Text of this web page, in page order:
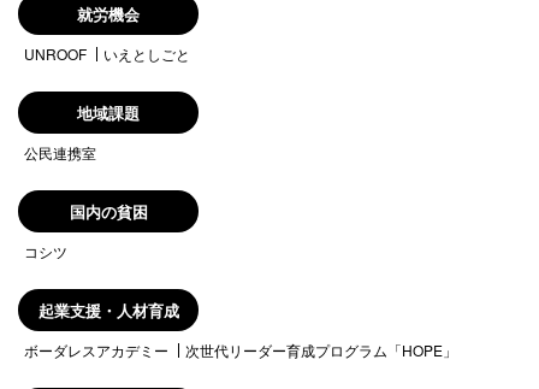
就労機会
UNROOF いえとしごと
地域課題
公民連携室
国内の貧困
コシツ
起業支援・人材育成
ボーダレスアカデミー 次世代リーダー育成プログラム「HOPE」